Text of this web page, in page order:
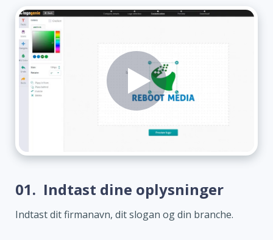
01. Indtast dine oplysninger
Indtast dit firmanavn, dit slogan og din branche.